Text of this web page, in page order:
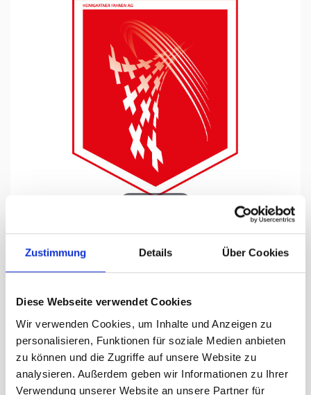
Zustimmung Details Über Cookies
Diese Webseite verwendet Cookies
Wir verwenden Cookies, um Inhalte und Anzeigen zu
personalisieren, Funktionen für soziale Medien anbieten
zu können und die Zugriffe auf unsere Website zu
analysieren. Außerdem geben wir Informationen zu Ihrer
Verwendung unserer Website an unsere Partner für
Fanions de voiture PRESTIGE,
imprimés sur les deux faces
grandeur environ 8.5 x 10 cm, avec
cordon de suspension